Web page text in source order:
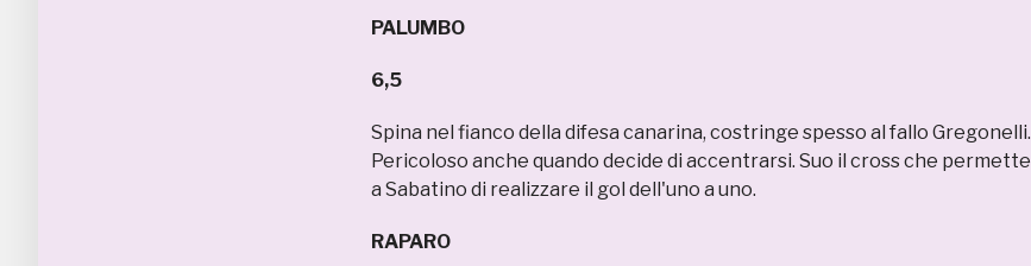
PALUMBO
6,5
Spina nel fianco della difesa canarina, costringe spesso al fallo Gregonelli.
Pericoloso anche quando decide di accentrarsi. Suo il cross che permette
a Sabatino di realizzare il gol dell'uno a uno.
RAPARO